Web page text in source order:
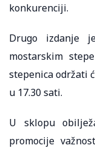
konkurenciji.
Drugo izdanje
mostarskim
stepenica održati
u 17.30 sati.
U sklopu
promocije